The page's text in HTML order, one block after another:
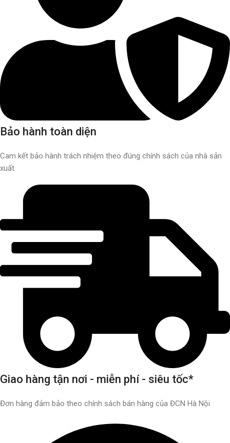
Bảo hành toàn diện
Cam kết bảo hành trách nhiệm theo đúng chính sách của nhà sản
xuất
Giao hàng tận nơi - miễn phí - siêu tốc*
Đơn hàng đảm bảo theo chính sách bán hàng của ĐCN Hà Nội